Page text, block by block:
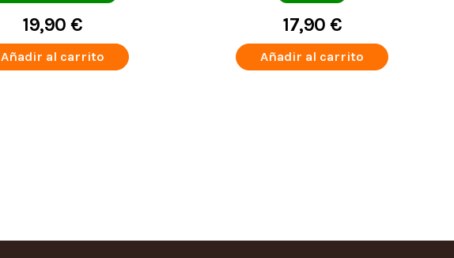
19,90 €
Añadir al carrito
17,90 €
Añadir al carrito